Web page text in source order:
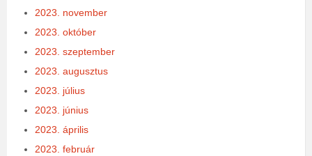
2023. november
2023. október
2023. szeptember
2023. augusztus
2023. július
2023. június
2023. április
2023. február